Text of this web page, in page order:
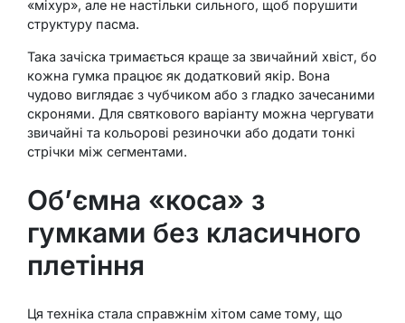
«міхур», але не настільки сильного, щоб порушити
структуру пасма.
Така зачіска тримається краще за звичайний хвіст, бо
кожна гумка працює як додатковий якір. Вона
чудово виглядає з чубчиком або з гладко зачесаними
скронями. Для святкового варіанту можна чергувати
звичайні та кольорові резиночки або додати тонкі
стрічки між сегментами.
Об’ємна «коса» з
гумками без класичного
плетіння
Ця техніка стала справжнім хітом саме тому, що